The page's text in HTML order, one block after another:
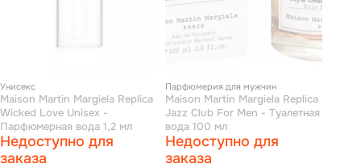
Унисекс
Maison Martin Margiela Replica
Wicked Love Unisex -
Парфюмерная вода 1,2 мл
Недоступно для
заказа
Парфюмерия для мужчин
Maison Martin Margiela Replica
Jazz Club For Men - Туалетная
вода 100 мл
Недоступно для
заказа